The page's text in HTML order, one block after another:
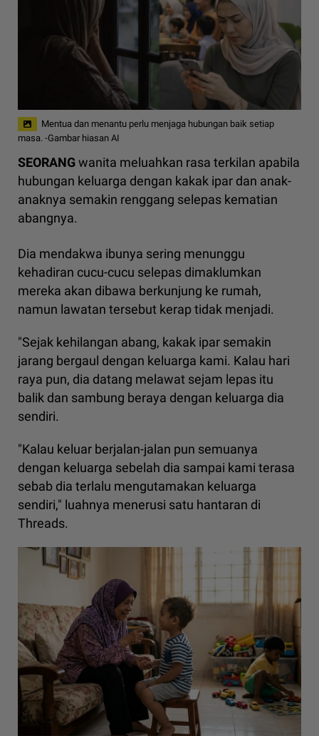
Mentua dan menantu perlu menjaga hubungan baik setiap
masa. -Gambar hiasan AI
SEORANGwanita meluahkan rasa terkilan apabila
hubungan keluarga dengan kakak ipar dan anak-
anaknya semakin renggang selepas kematian
abangnya.
Dia mendakwa ibunya sering menunggu
kehadiran cucu-cucu selepas dimaklumkan
mereka akan dibawa berkunjung ke rumah,
namun lawatan tersebut kerap tidak menjadi.
"Sejak kehilangan abang, kakak ipar semakin
jarang bergaul dengan keluarga kami. Kalau hari
raya pun, dia datang melawat sejam lepas itu
balik dan sambung beraya dengan keluarga dia
sendiri.
"Kalau keluar berjalan-jalan pun semuanya
dengan keluarga sebelah dia sampai kami terasa
sebab dia terlalu mengutamakan keluarga
sendiri," luahnya menerusi satu hantaran di
Threads.